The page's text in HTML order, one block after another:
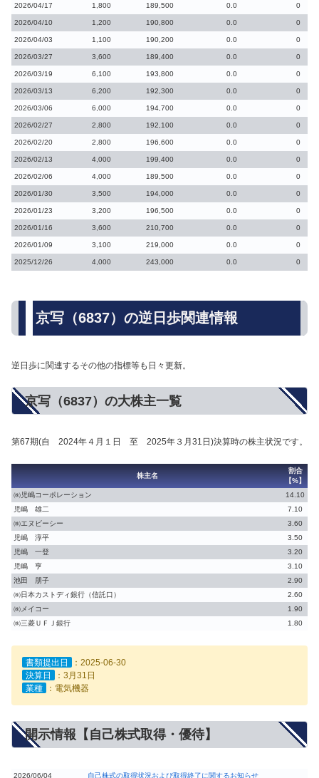
2026/04/17 1,800 189,500 0.0 0
2026/04/10 1,200 190,800 0.0 0
2026/04/03 1,100 190,200 0.0 0
2026/03/27 3,600 189,400 0.0 0
2026/03/19 6,100 193,800 0.0 0
2026/03/13 6,200 192,300 0.0 0
2026/03/06 6,000 194,700 0.0 0
2026/02/27 2,800 192,100 0.0 0
2026/02/20 2,800 196,600 0.0 0
2026/02/13 4,000 199,400 0.0 0
2026/02/06 4,000 189,500 0.0 0
2026/01/30 3,500 194,000 0.0 0
2026/01/23 3,200 196,500 0.0 0
2026/01/16 3,600 210,700 0.0 0
2026/01/09 3,100 219,000 0.0 0
2025/12/26 4,000 243,000 0.0 0
京写（6837）の逆日歩関連情報
逆日歩に関連するその他の指標等も日々更新。
京写（6837）の大株主一覧
第67期(自 2024年４月１日 至 2025年３月31日)決算時の株主状況です。
株主名
割合
【%】
㈱児嶋コーポレーション
14.10
児嶋 雄二
7.10
㈱エヌビーシー
3.60
児嶋 淳平
3.50
児嶋 一登
3.20
児嶋 亨
3.10
池田 朋子
2.90
㈱日本カストディ銀行（信託口）
2.60
㈱メイコー
1.90
㈱三菱ＵＦＪ銀行
1.80
書類提出日
：2025-06-30
決算日
：3月31日
業種
：電気機器
開示情報【自己株式取得・優待】
2026/06/04 自己株式の取得状況および取得終了に関するお知らせ